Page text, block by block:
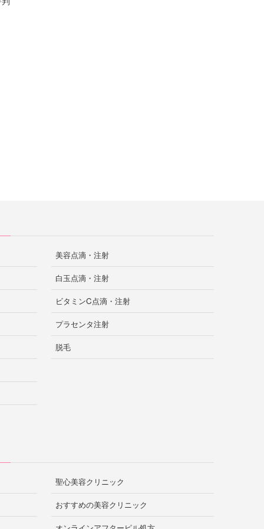
美容点滴・注射
白玉点滴・注射
ビタミンC点滴・注射
プラセンタ注射
脱毛
聖心美容クリニック
おすすめの美容クリニック